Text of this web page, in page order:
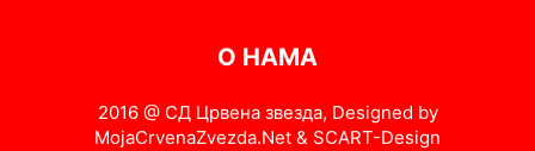
О НАМА
2016 @ СД Црвена звезда, Designed by
MojaCrvenaZvezda.Net & SCART-Design